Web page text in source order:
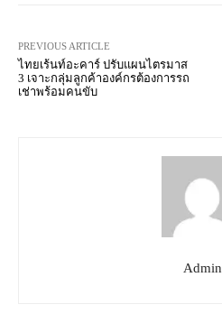
PREVIOUS ARTICLE
ไทยเร้นท์อะคาร์ ปรับแผนไตรมาส
3 เจาะกลุ่มลูกค้าองค์กรต้องการรถ
เช่าพร้อมคนขับ
Admin